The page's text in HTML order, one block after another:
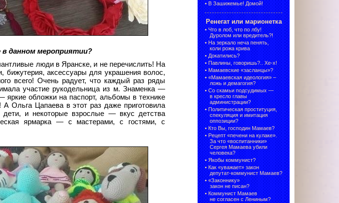
данном мероприятии?
люди в Яранске, и не перечислить! На
бижутерия, аксессуары для украшения волос,
всего! Очень радует, что каждый раз ряды
участие рукодельница из м. Знаменка —
обложки на паспорт, альбомы в технике
А Ольга Цапаева в этот раз даже приготовила
и некоторые взрослые — вкус детства
ярмарка — с мастерами, с гостями, с
• В Зашижемье! Домой!
Ренегат или марионетка
• Что в лоб, что по лбу!
Дуролом или вредитель?!
• На зеркало неча пенять,
коли рожа крива
• Докатились?
• Павлины, говоришь?.. Хе-х!
• Мамаевские «засланцы»?
• «Мамаевская идеология» –
ложь и демагогия?
• Со скамьи подсудимых —
в кресло главы
администрации?
• Политическая проституция,
спекуляция и имитация
оппозиции?
• Кто Вы, господин Мамаев?
• Рецепт «печени на кулаке».
За что «воспитанники»
Сергея Мамаева убили
человека?
• Якобы коммунист?
• Как «уважает» закон
депутат-коммунист Мамаев?
• «Законнику»
закон не писан?
• Коммунист Мамаев
не согласен с Лениным?